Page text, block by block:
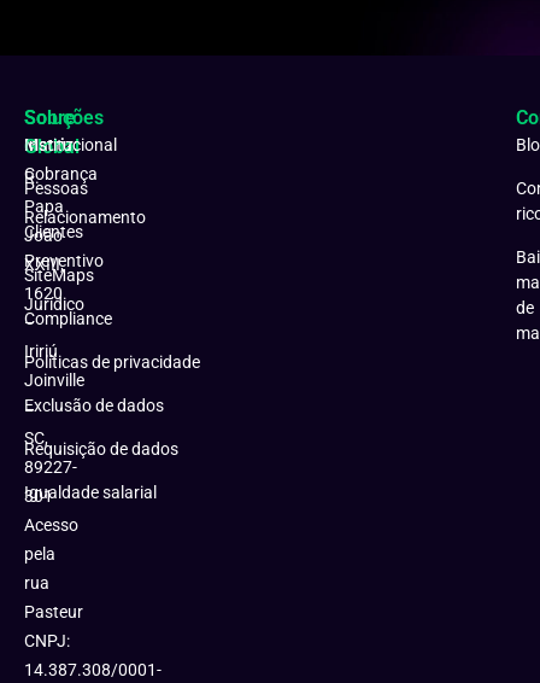
Matriz:
R.
Papa
João
XXIII,
1620
–
Iririú
Joinville
–
SC,
89227-
301
Acesso
pela
rua
Pasteur
CNPJ:
14.387.308/0001-
Soluções
Global
Cobrança
Relacionamento
Preventivo
Jurídico
Sobre
Institucional
Pessoas
Clientes
SiteMaps
Compliance
Políticas de privacidade
Exclusão de dados
Requisição de dados
Igualdade salarial
de